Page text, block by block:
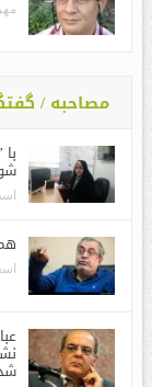
مهر ۲۱, ۱۳۹۷
مصاحبه /
اسفند